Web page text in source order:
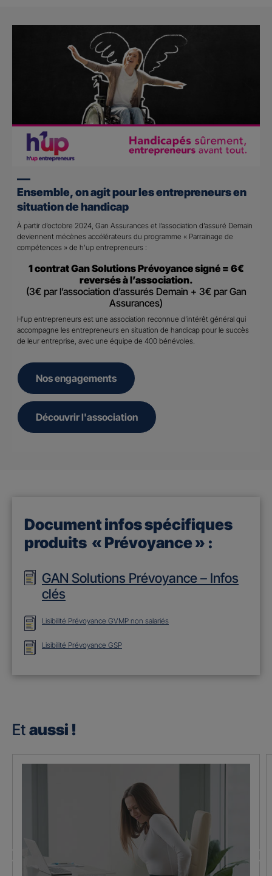
Ensemble, on agit pour les entrepreneurs en
situation de handicap
À partir d’octobre 2024, Gan Assurances et l’association d’assuré Demain
deviennent mécènes accélérateurs du programme « Parrainage de
compétences » de h’up entrepreneurs :
1 contrat Gan Solutions Prévoyance signé = 6€
reversés à l’association.
(3€ par l’association d’assurés Demain + 3€ par Gan
Assurances)
H’up entrepreneurs est une association reconnue d’intérêt général qui
accompagne les entrepreneurs en situation de handicap pour le succès
de leur entreprise, avec une équipe de 400 bénévoles.
Nos engagements
Découvrir l'association
Document infos spécifiques
produits « Prévoyance » :
GAN Solutions Prévoyance – Infos
clés
Lisibilité Prévoyance GVMP non salariés
Lisibilité Prévoyance GSP
Et aussi !